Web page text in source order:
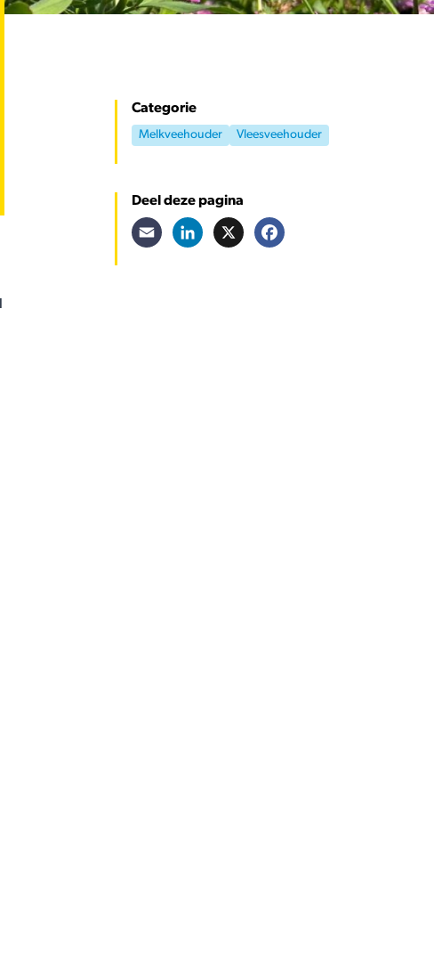
Categorie
Melkveehouder Vleesveehouder
Deel deze pagina
Email LinkedIn
X Facebook